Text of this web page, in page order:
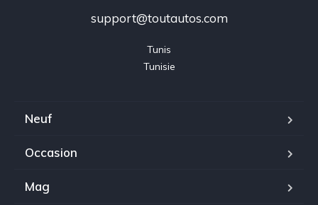
support@toutautos.com
Tunis
Tunisie
Neuf
Occasion
Mag